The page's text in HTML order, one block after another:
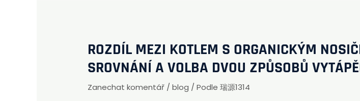
ROZDÍL MEZI KOTLEM S ORGANICKÝM
SROVNÁNÍ A VOLBA DVOU ZPŮSOBŮ
Zanechat komentář /blog / Podle瑞源1314